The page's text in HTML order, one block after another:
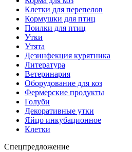
Клетки для перепелов
Кормушки для птиц
Поилки для птиц
Утки
Утята
Дезинфекция курятника
Литература
Ветеринария
Оборудование для коз
Фермерские продукты
Голуби
Декоративные утки
Яйцо инкубационное
Клетки
Спецпредложение